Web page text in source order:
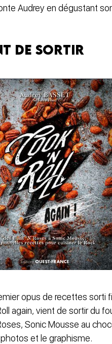
Audrey en dégustant
de sortir
opus de recettes sorti
again, vient de sortir du
Sonic Mousse au
et le graphisme.